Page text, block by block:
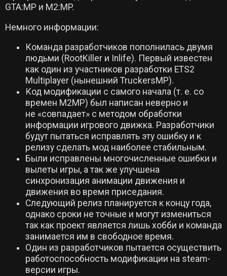
GTA:MP и M2:MP.
Немного информации:
Команда разработчиков пополнилась двумя
людьми (RootKiller и Inlife). Первый известен
как один из участников разработки ETS2
Multiplayer (нынешний TruckersMP).
Код модификации с самого начала (т. е. со
времен M2MP) был написан неверно и
не «совпадает» с методом обработки
информации игрового движка. Разработчики
будут пытаться исправлять эту ошибку и к
релизу сделать мод наиболее стабильным.
Были исправлены многочисленные ошибки и
вылеты игры, а так же улучшена
синхронизация анимации движения и
движения во время приседания.
Следующий релиз планируется к концу года,
однако сроки не точные и могут измениться
так как проект является лишь хобби и команда
занимается им в свободное время.
Один из разработчиков пытается осуществить
работоспособность модификации на steam-
версии игры.